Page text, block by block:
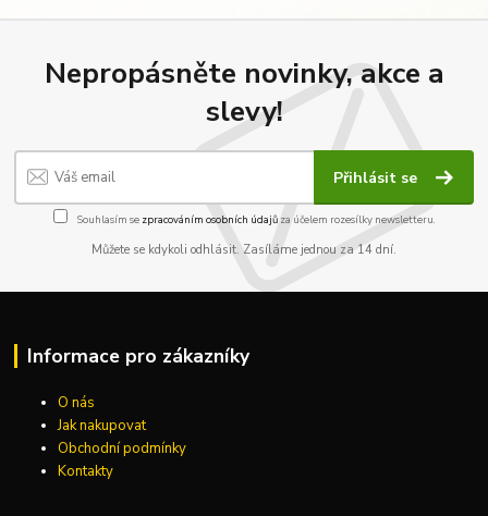
Nepropásněte novinky, akce a
slevy!
Přihlásit se
Souhlasím se zpracováním osobních údajůza účelem rozesílky newsletteru.
Můžete se kdykoli odhlásit. Zasíláme jednou za 14 dní.
Informace pro zákazníky
O nás
Jak nakupovat
Obchodní podmínky
Kontakty